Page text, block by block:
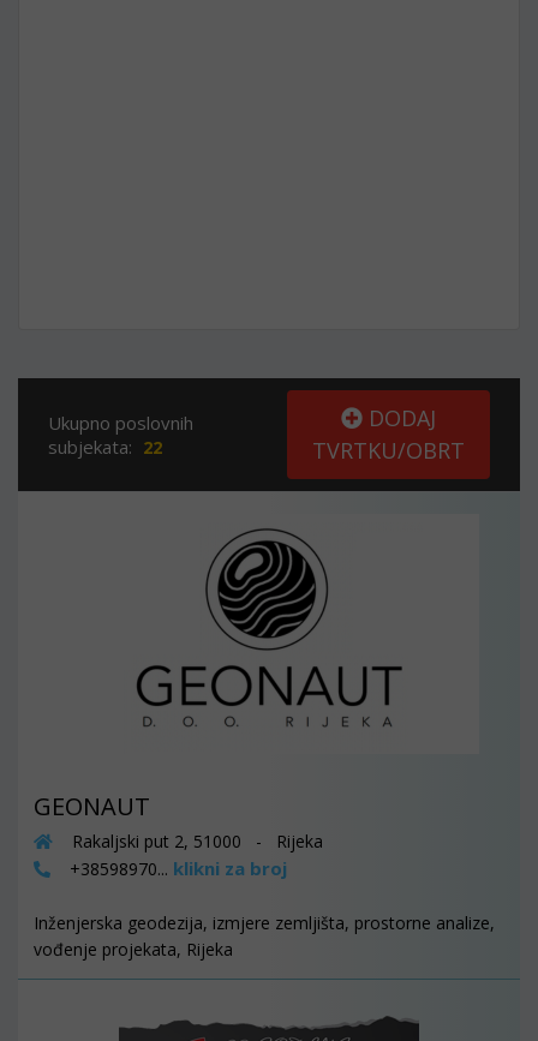
Ukupno poslovnih
subjekata: 22
DODAJ
TVRTKU/OBRT
GEONAUT
Rakaljski put 2, 51000 - Rijeka
+38598970... klikni za broj
Inženjerska geodezija, izmjere zemljišta, prostorne analize,
vođenje projekata, Rijeka